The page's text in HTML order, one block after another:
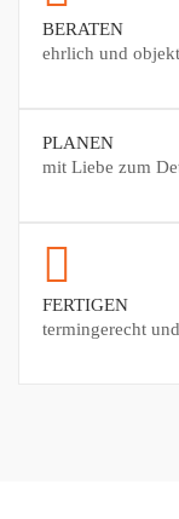
BERATEN
ehrlich und
PLANEN
mit Liebe zum
FERTIGEN
termingerecht